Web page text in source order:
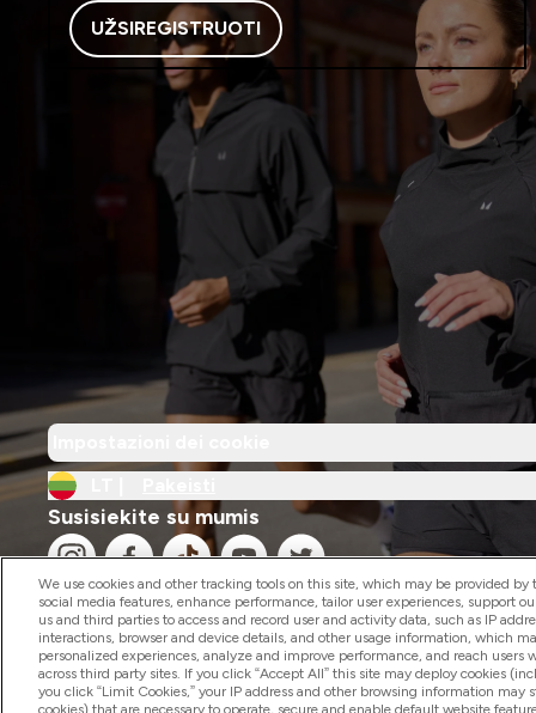
UŽSIREGISTRUOTI
Susisiekite su mumis
2026 The Hut.com Ltd
We use cookies and other tracking tools on this site, which may be provided
social media features, enhance performance, tailor user experiences, support
us and third parties to access and record user and activity data, such as IP
interactions, browser and device details, and other usage information, which
personalized experiences, analyze and improve performance, and reach
across third party sites. If you click “Accept All” this site may deploy cookies
you click “Limit Cookies,” your IP address and other browsing information
cookies) that are necessary to operate, secure and enable default website